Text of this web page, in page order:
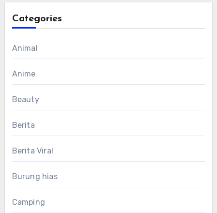
Categories
Animal
Anime
Beauty
Berita
Berita Viral
Burung hias
Camping